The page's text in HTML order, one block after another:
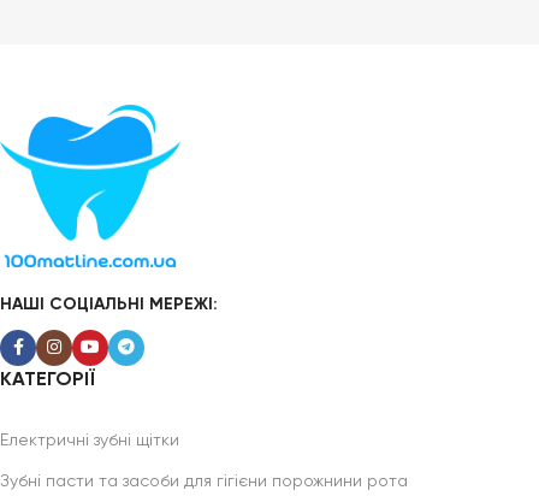
НАШІ СОЦІАЛЬНІ МЕРЕЖІ:
КАТЕГОРІЇ
Електричні зубні щітки
Зубні пасти та засоби для гігієни порожнини рота